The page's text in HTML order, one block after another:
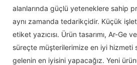
alanlarında güçlü yeteneklere sahip
aynı zamanda tedarikçidir. Küçük
etiket yazıcısı. Ürün tasarımı, Ar-Ge
süreçte müşterilerimize en iyi hizmeti
gelenin en iyisini yapacağız. Yeni